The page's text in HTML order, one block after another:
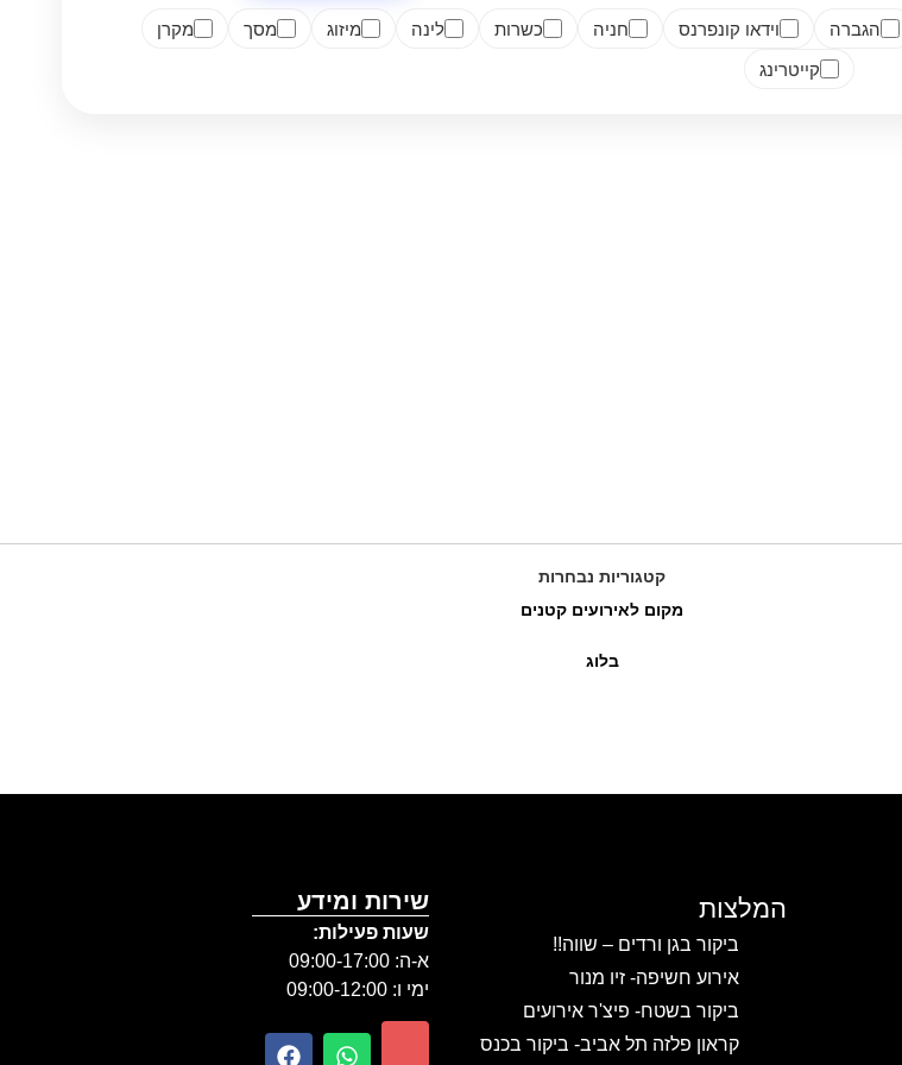
הגברה וידאו קונפרנס חניה כשרות לינה מיזוג מסך
מקרן
קייטרינג
קטגוריות נבחרות
מקום לאירועים קטנים
בלוג
המלצות
ביקור בגן ורדים – שווה!!
אירוע חשיפה- זיו מנור
ביקור בשטח- פיצ'ר אירועים
קראון פלזה תל אביב- ביקור בכנס
שירות ומידע
שעות פעילות:
א-ה: 09:00-17:00
ימי ו: 09:00-12:00